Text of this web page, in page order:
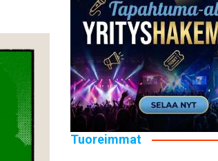
Urheilukalenteri
Moottoriurheilukalenteri
Ravikalenteri
Tuoreimmat